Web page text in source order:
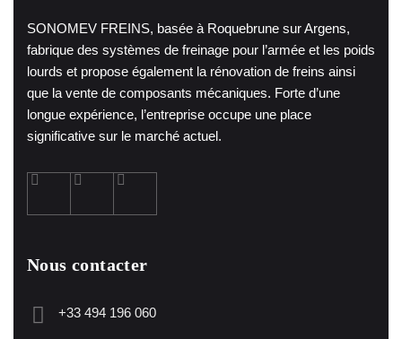
SONOMEV FREINS, basée à Roquebrune sur Argens,
fabrique des systèmes de freinage pour l’armée et les poids
lourds et propose également la rénovation de freins ainsi
que la vente de composants mécaniques. Forte d’une
longue expérience, l’entreprise occupe une place
significative sur le marché actuel.
Nous contacter
+33 494 196 060